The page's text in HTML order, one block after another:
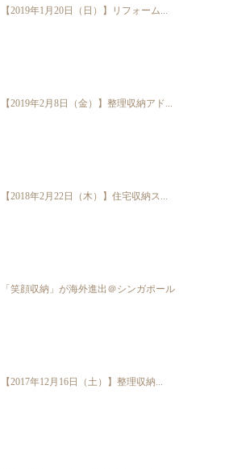
【2019年1月20日（日）】リフォーム...
【2019年2月8日（金）】整理収納アド...
【2018年2月22日（木）】住宅収納ス...
「笑顔収納」が海外進出＠シンガポール
【2017年12月16日（土）】整理収納...